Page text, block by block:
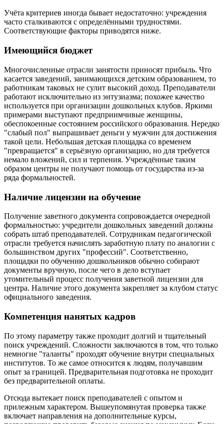
Учёта критериев иногда бывает недостаточно: учреждения
часто сталкиваются с определёнными трудностями.
Соответствующие факторы приводятся ниже.
Имеющийся бюджет
Многочисленные отрасли занятости приносят прибыль. Что
касается заведений, занимающихся детским образованием, то
работникам таковых не сулит высокий доход. Преподаватели
работают исключительно из энтузиазма; похожее качество
используется при организации дошкольных клубов. Яркими
примерами выступают предприимчивые женщины,
обеспокоенные состоянием российского образования. Нередко
"слабый пол" выпрашивает деньги у мужчин для достижения
такой цели. Небольшая детская площадка со временем
"превращается" в серьёзную организацию, но для требуется
немало вложений, сил и терпения. Учреждённые таким
образом центры не получают помощь от государства из-за
ряда формальностей.
Наличие лицензии на обучение
Получение заветного документа сопровождается очередной
формальностью: учредители дошкольных заведений должны
собрать штаб преподавателей. Сотрудникам педагогической
отрасли требуется начислять заработную плату по аналогии с
большинством других "профессий". Соответственно,
площадки по обучению дошкольников обычно собирают
документы вручную, после чего в дело вступает
утомительный процесс получения заветной лицензии для
центра. Наличие этого документа закрепляет за клубом статус
официального заведения.
Компетенция нанятых кадров
По этому параметру также проходит долгий и тщательный
поиск учреждений. Сложности заключаются в том, что только
немногие "таланты" проходят обучение внутри специальных
институтов. То же самое относится к людям, получавшим
опыт за границей. Предварительная подготовка не проходит
без предварительной оплаты.
Отсюда вытекает поиск преподавателей с опытом и
прилежным характером. Вышеупомянутая проверка также
включает направления на дополнительные курсы,